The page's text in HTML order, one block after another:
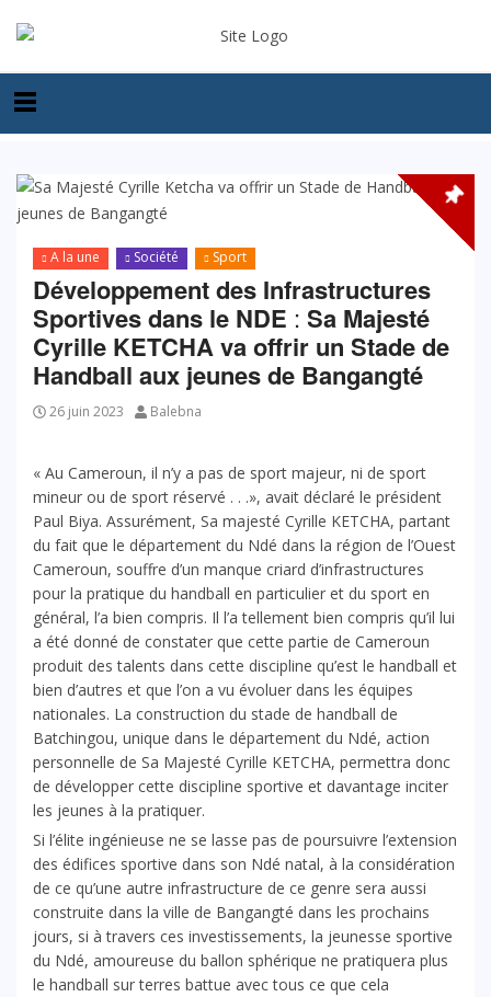
A la une Société Sport
Développement des Infrastructures
Sportives dans le NDE : Sa Majesté
Cyrille KETCHA va offrir un Stade de
Handball aux jeunes de Bangangté
26 juin 2023 Balebna
« Au Cameroun, il n’y a pas de sport majeur, ni de sport
mineur ou de sport réservé . . .», avait déclaré le président
Paul Biya. Assurément, Sa majesté Cyrille KETCHA, partant
du fait que le département du Ndé dans la région de l’Ouest
Cameroun, souffre d’un manque criard d’infrastructures
pour la pratique du handball en particulier et du sport en
général, l’a bien compris. Il l’a tellement bien compris qu’il lui
a été donné de constater que cette partie de Cameroun
produit des talents dans cette discipline qu’est le handball et
bien d’autres et que l’on a vu évoluer dans les équipes
nationales. La construction du stade de handball de
Batchingou, unique dans le département du Ndé, action
personnelle de Sa Majesté Cyrille KETCHA, permettra donc
de développer cette discipline sportive et davantage inciter
les jeunes à la pratiquer.
Si l’élite ingénieuse ne se lasse pas de poursuivre l’extension
des édifices sportive dans son Ndé natal, à la considération
de ce qu’une autre infrastructure de ce genre sera aussi
construite dans la ville de Bangangté dans les prochains
jours, si à travers ces investissements, la jeunesse sportive
du Ndé, amoureuse du ballon sphérique ne pratiquera plus
le handball sur terres battue avec tous ce que cela